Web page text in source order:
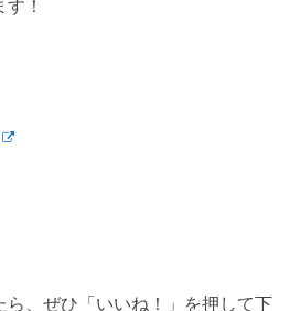
！
ら、ぜひ「いいね！」を押して下